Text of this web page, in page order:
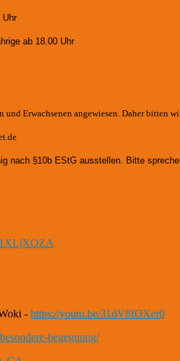
Uhr
ab 18.00 Uhr
Erwachsenen angewiesen. Daher bitten
nach §10b EStG ausstellen. Bitte
- https://youtu.be/31dV8fOXer0
begegnung/